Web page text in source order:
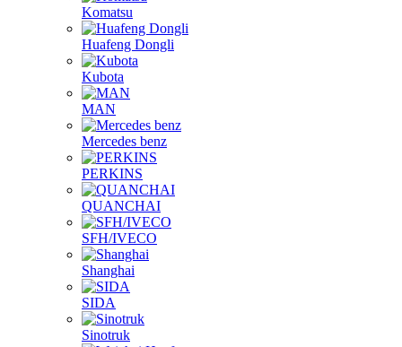
Isuzu
Komatsu
Huafeng Dongli
Kubota
MAN
Mercedes benz
PERKINS
QUANCHAI
SFH/IVECO
Shanghai
SIDA